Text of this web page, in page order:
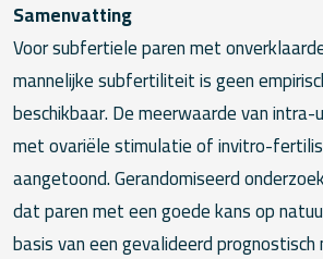
Samenvatting
Voor subfertiele paren met
mannelijke subfertiliteit is geen
beschikbaar. De meerwaarde van
met ovariële stimulatie of invitro-
aangetoond. Gerandomiseerd
dat paren met een goede kans op
basis van een gevalideerd